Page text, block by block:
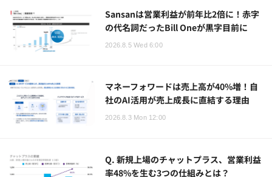
Sansanは営業利益が前年比2倍に！赤字
の代名詞だったBill Oneが黒字目前に
2026.8.5 Wed 6:00
マネーフォワードは売上高が40%増！自
社のAI活用が売上成長に直結する理由
2026.8.3 Mon 12:00
Q. 新規上場のチャットプラス、営業利益
率48%を生む3つの仕組みとは？